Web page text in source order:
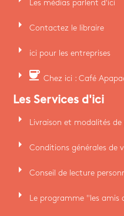
Les médias parlent d'ici
arrow_right Contactez le libraire
arrow_right ici pour les entreprises
arrow_right coffee Chez ici : Café
Les Services d'ici
arrow_right Livraison et modalités
arrow_right Conditions générales de
arrow_right Conseil de lecture
arrow_right Le programme "les amis